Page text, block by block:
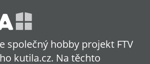
společný hobby projekt FTV
kutila.cz. Na těchto